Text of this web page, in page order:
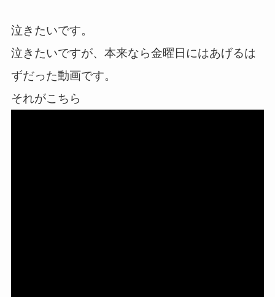
泣きたいです。
泣きたいですが、本来なら金曜日にはあげるは
ずだった動画です。
それがこちら